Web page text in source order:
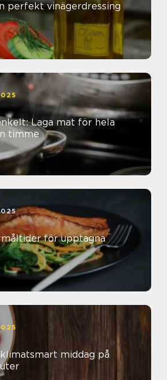
perfekt vinägerdressing
Laga mat för hela
timme
måltider för upptagna
middag på